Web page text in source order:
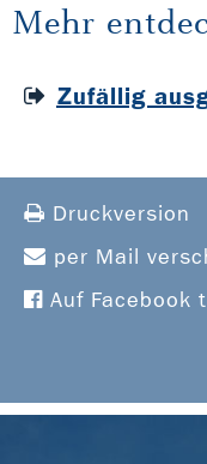
Mehr
Zufällig
Druckversion
per Mail
Auf Facebook